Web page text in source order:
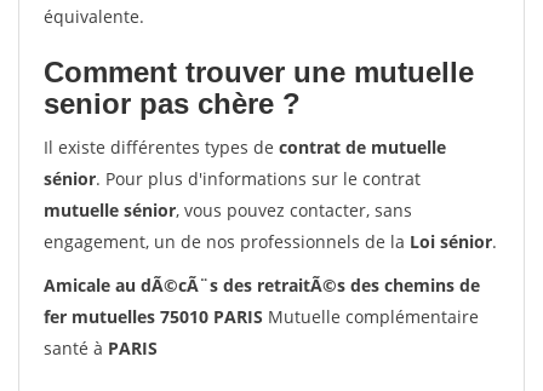
équivalente.
Comment trouver une mutuelle
senior pas chère ?
Il existe différentes types de contrat de mutuelle
sénior. Pour plus d'informations sur le contrat
mutuelle sénior, vous pouvez contacter, sans
engagement, un de nos professionnels de la Loi sénior.
Amicale au dÃ©cÃ¨s des retraitÃ©s des chemins de
fer mutuelles 75010 PARIS Mutuelle complémentaire
santé à PARIS